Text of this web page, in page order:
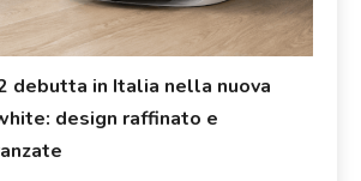
debutta in Italia nella nuova
design raffinato e